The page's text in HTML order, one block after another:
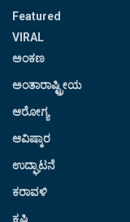
Featured
VIRAL
ಅಂಕಣ
ಅಂತಾರಾಷ್ಟ್ರೀಯ
ಆರೋಗ್ಯ
ಆವಿಷ್ಕಾರ
ಉದ್ಘಾಟನೆ
ಕರಾವಳಿ
ಕೃಷಿ